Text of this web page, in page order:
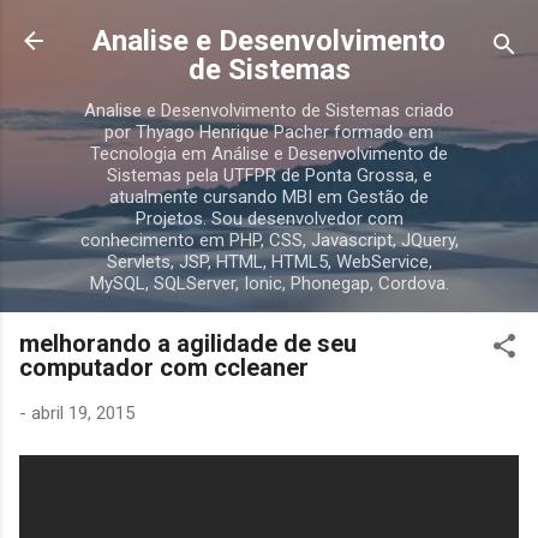
Pular para o conteúdo principal
Analise e Desenvolvimento
de Sistemas
Analise e Desenvolvimento de Sistemas criado
por Thyago Henrique Pacher formado em
Tecnologia em Análise e Desenvolvimento de
Sistemas pela UTFPR de Ponta Grossa, e
atualmente cursando MBI em Gestão de
Projetos. Sou desenvolvedor com
conhecimento em PHP, CSS, Javascript, JQuery,
Servlets, JSP, HTML, HTML5, WebService,
MySQL, SQLServer, Ionic, Phonegap, Cordova.
melhorando a agilidade de seu
computador com ccleaner
- abril 19, 2015